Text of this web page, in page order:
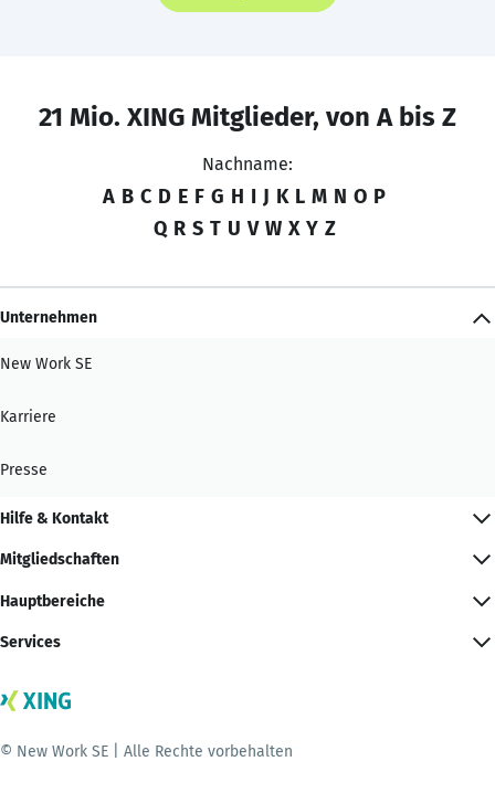
21 Mio. XING Mitglieder, von A bis Z
Nachname:
A B C D E F G H I J K L M N O P
Q R S T U V W X Y Z
Unternehmen
New Work SE
Karriere
Presse
Hilfe & Kontakt
Mitgliedschaften
Hauptbereiche
Services
© New Work SE | Alle Rechte vorbehalten